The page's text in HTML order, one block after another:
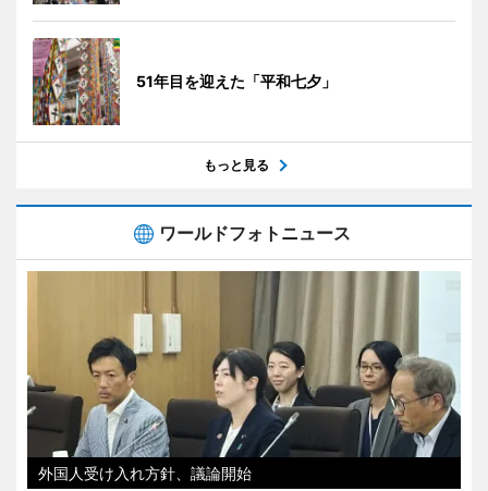
51年目を迎えた「平和七夕」
もっと見る
ワールドフォトニュース
外国人受け入れ方針、議論開始